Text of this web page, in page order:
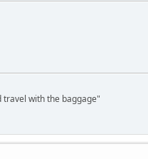
travel with the baggage"